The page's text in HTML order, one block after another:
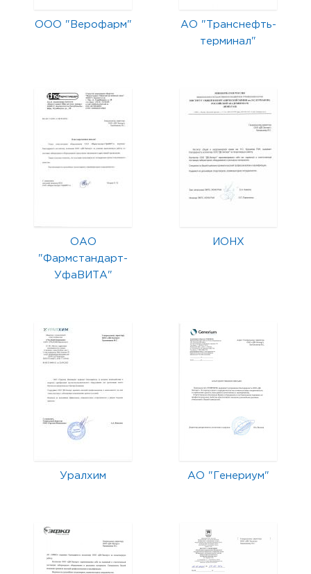
ООО "Верофарм"
АО "Транснефть-
терминал"
ОАО
"Фармстандарт-
УфаВИТА"
ИОНХ
Уралхим АО "Генериум"